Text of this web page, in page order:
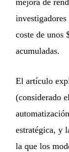
mejora de
coste de unos
acumuladas.
El artículo
(considerado
estratégica, y
la que los